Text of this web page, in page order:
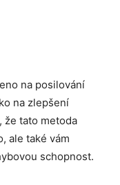
na posilování
na zlepšení
že tato metoda
ale také vám
schopnost.